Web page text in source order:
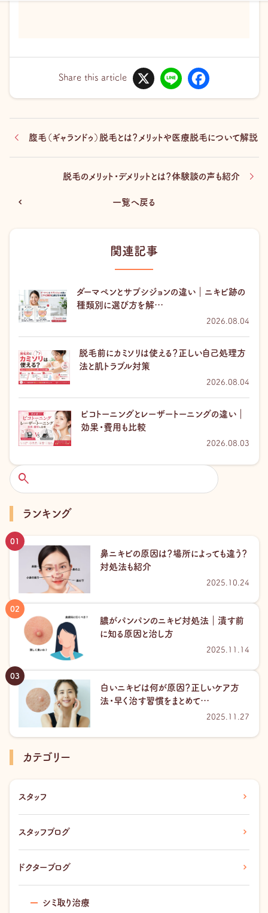
Share this article
X L
ne
o
腹毛（ギャランドゥ）脱毛とは？メリットや医療脱毛について解説
一覧へ戻る
脱毛のメリット・デメリットとは？体験談の声も紹介
関連記事
ダーマペンとサブシジョンの違い｜ニキビ跡の
種類別に選び方を解…
2026.08.04
脱毛前にカミソリは使える？正しい自己処理方
法と肌トラブル対策
2026.08.04
ピコトーニングとレーザートーニングの違い｜
効果・費用も比較
2026.08.03
検
索
ランキング
鼻ニキビの原因は？場所によっても違う？
対処法も紹介
2025.10.24
膿がパンパンのニキビ対処法｜潰す前
に知る原因と治し方
2025.11.14
白いニキビは何が原因？正しいケア方
法・早く治す習慣をまとめて…
2025.11.27
カテゴリー
スタッフ
スタッフブログ
ドクターブログ
シミ取り治療